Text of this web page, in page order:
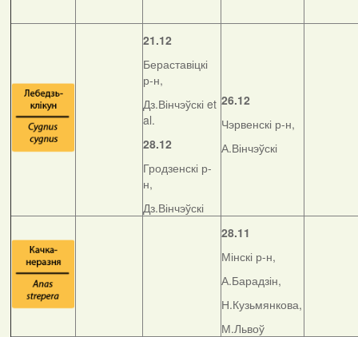
21.12
Бераставіцкі
р-н,
Дз.Вінчэўскі et
al.
28.12
Гродзенскі р-
н,
Дз.Вінчэўскі
26.12
Чэрвенскі р-н,
А.Вінчэўскі
28.11
Мінскі р-н,
А.Барадзін,
Н.Кузьмянкова,
М.Львоў